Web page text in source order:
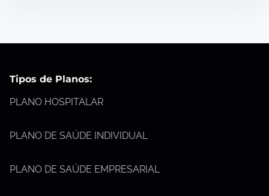
Tipos de Planos:
PLANO HOSPITALAR
PLANO DE SAÚDE INDIVIDUAL
PLANO DE SAÚDE EMPRESARIAL